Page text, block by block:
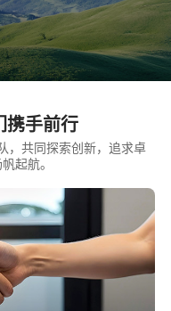
携手前行
，共同探索创新，追求卓
起航。